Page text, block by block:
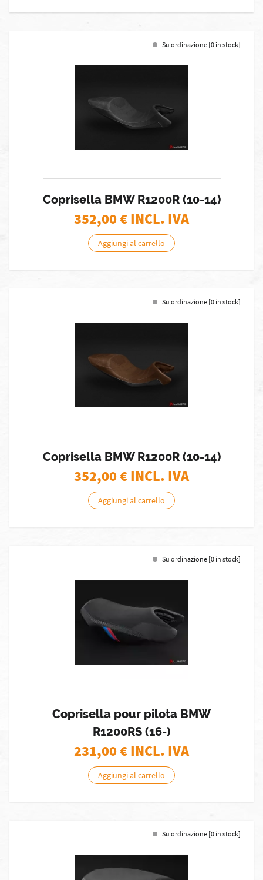
Su ordinazione [0 in stock]
Coprisella BMW R1200R (10-14)
352,00€ INCL. IVA
Aggiungi al carrello
Su ordinazione [0 in stock]
Coprisella BMW R1200R (10-14)
352,00€ INCL. IVA
Aggiungi al carrello
Su ordinazione [0 in stock]
Coprisella pour pilota BMW
R1200RS (16-)
231,00€ INCL. IVA
Aggiungi al carrello
Su ordinazione [0 in stock]